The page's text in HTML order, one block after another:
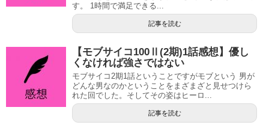
す。 1時間で満足できる...
記事を読む
【モブサイコ100Ⅱ(2期)1話感想】優し
くなければ強さではない
モブサイコ2期1話ということですがモブという 男が
どんな男なのかということをまざまざと見せつけら
れた回でした。そしてその姿はヒーロ...
記事を読む